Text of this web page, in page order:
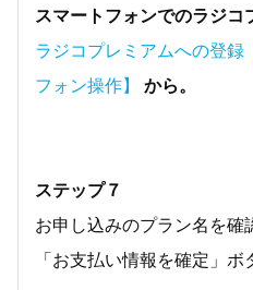
スマートフォンでのラジコ
ラジコプレミアムへの登録
フォン操作】
から。
ステップ７
お申し込みのプラン名を確
「お支払い情報を確定」ボ